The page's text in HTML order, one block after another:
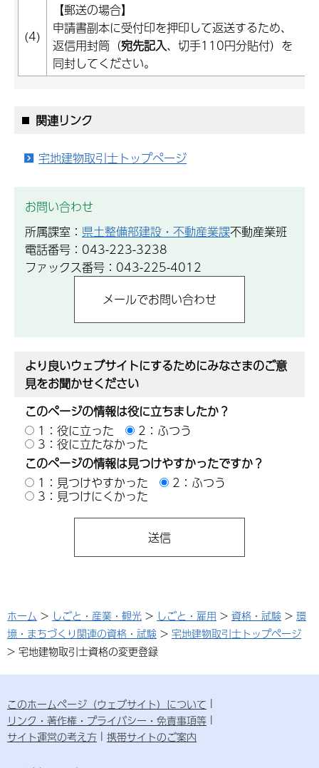
(4)
【郵送の場合】
申請書副本に受付印を押印して返送するため、
返信用封筒（宛先記入、切手110円分貼付）を
同封してください。
関連リンク
宅地建物取引士トップページ
お問い合わせ
所属課室： 県土整備部建設・不動産業課不動産業班
電話番号：043-223-3238
ファックス番号：043-225-4012
より良いウェブサイトにするためにみなさまのご意
見をお聞かせください
このページの情報は役に立ちましたか？
1：役に立った
2：ふつう
3：役に立たなかった
このページの情報は見つけやすかったですか？
1：見つけやすかった
2：ふつう
3：見つけにくかった
ホーム > しごと・産業・観光 > しごと・雇用 > 資格・試験 > 環
境・まちづくり関連の資格・試験 > 宅地建物取引士トップページ
> 宅地建物取引士資格の変更登録
このホームページ（ウェブサイト）について
リンク・著作権・プライバシー・免責事項等
サイト運営の考え方
携帯サイトのご案内